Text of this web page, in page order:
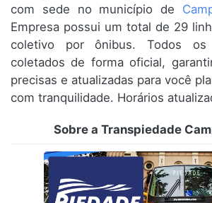
Espírito Santo
Paraná
Santa Catarina
Rio Grande do Sul
Centro-Oeste
com sede no município de
Empresa possui um total de 29
coletivo por ônibus. Todos os
coletados de forma oficial,
precisas e atualizadas para você
com tranquilidade. Horários
Sobre a Transpiedade